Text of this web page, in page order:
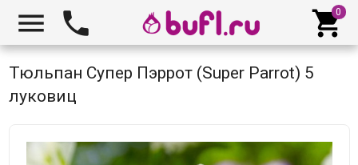
  
Тюльпан Супер Пэррот (Super Parrot) 5
луковиц